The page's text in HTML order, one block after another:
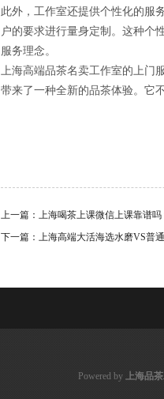
此外，工作室还提供个性化的服
户的要求进行量身定制。这种个
服务理念。
上海高端品茶名卖工作室的上门
带来了一种全新的品茶体验。它
上一篇： 上海喝茶上课微信上课靠谱吗
下一篇： 上海高端大活海选水磨VS普
Powered by 上海品